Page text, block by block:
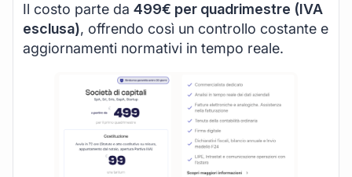
Il costo parte da 499€ per quadrimestre (IVA
esclusa), offrendo così un controllo costante e
aggiornamenti normativi in tempo reale.